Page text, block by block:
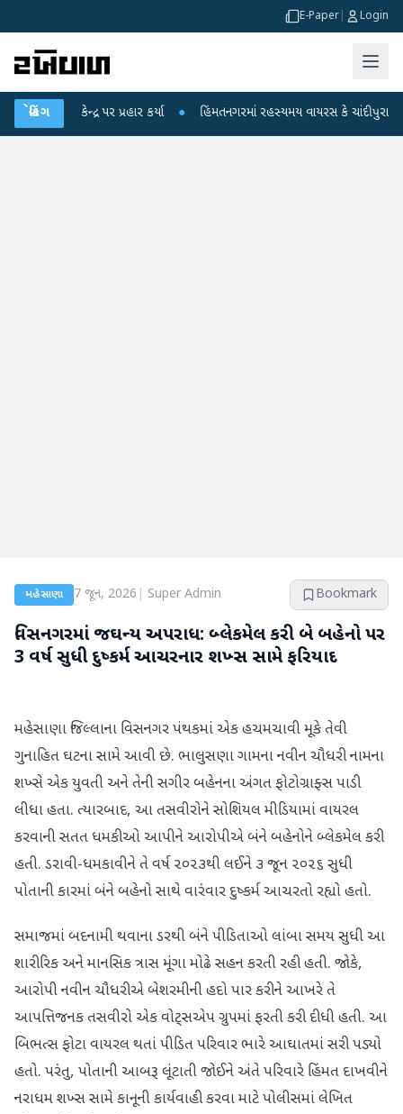
E-Paper Login
બ્રેકિંગ
પર પ્રહાર કર્યા ● હિંમતનગરમાં રહસ્યમય વાયરસ કે ચાંદીપુરા? 6 બાળકોના
મહેસાણા 7 જૂન, 2026 Super Admin Bookmark
વિસનગરમાં જઘન્ય અપરાધ: બ્લેકમેલ કરી બે બહેનો પર
3 વર્ષ સુધી દુષ્કર્મ આચરનાર શખ્સ સામે ફરિયાદ
મહેસાણા જિલ્લાના વિસનગર પંથકમાં એક હચમચાવી મૂકે તેવી
ગુનાહિત ઘટના સામે આવી છે. ભાલુસણા ગામના નવીન ચૌધરી નામના
શખ્સે એક યુવતી અને તેની સગીર બહેનના અંગત ફોટોગ્રાફ્સ પાડી
લીધા હતા. ત્યારબાદ, આ તસવીરોને સોશિયલ મીડિયામાં વાયરલ
કરવાની સતત ધમકીઓ આપીને આરોપીએ બંને બહેનોને બ્લેકમેલ કરી
હતી. ડરાવી-ધમકાવીને તે વર્ષ ૨૦૨૩થી લઈને ૩ જૂન ૨૦૨૬ સુધી
પોતાની કારમાં બંને બહેનો સાથે વારંવાર દુષ્કર્મ આચરતો રહ્યો હતો.
સમાજમાં બદનામી થવાના ડરથી બંને પીડિતાઓ લાંબા સમય સુધી આ
શારીરિક અને માનસિક ત્રાસ મૂંગા મોઢે સહન કરતી રહી હતી. જોકે,
આરોપી નવીન ચૌધરીએ બેશરમીની હદો પાર કરીને આખરે તે
આપત્તિજનક તસવીરો એક વોટ્સએપ ગ્રુપમાં ફરતી કરી દીધી હતી. આ
બિભત્સ ફોટા વાયરલ થતાં પીડિત પરિવાર ભારે આઘાતમાં સરી પડ્યો
હતો. પરંતુ, પોતાની આબરૂ લૂંટાતી જોઈને અંતે પરિવારે હિંમત દાખવીને
નરાધમ શખ્સ સામે કાનૂની કાર્યવાહી કરવા માટે પોલીસમાં લેખિત